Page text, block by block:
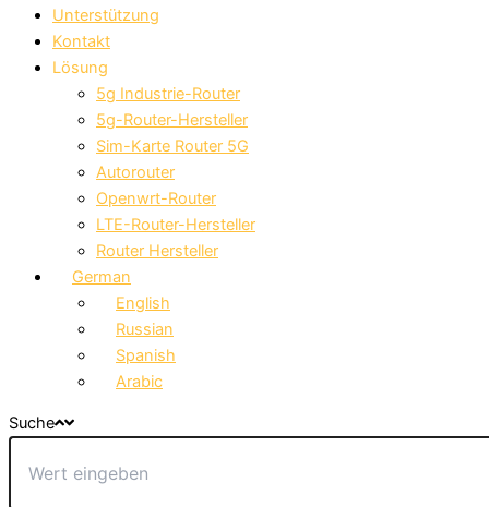
Unterstützung
Kontakt
Lösung
5g Industrie-Router
5g-Router-Hersteller
Sim-Karte Router 5G
Autorouter
Openwrt-Router
LTE-Router-Hersteller
Router Hersteller
German
English
Russian
Spanish
Arabic
Suche